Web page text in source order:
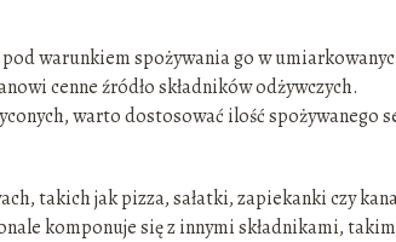
warunkiem spożywania go w
cenne źródło składników odżywczych.
warto dostosować ilość spożywanego
takich jak pizza, sałatki, zapiekanki czy
komponuje się z innymi składnikami,